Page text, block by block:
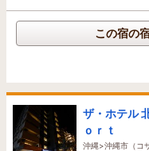
この宿の
ザ・ホテル
ｏｒｔ
沖縄>沖縄市（コ